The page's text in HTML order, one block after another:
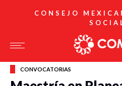
CONSEJO
CONVOCATORIAS